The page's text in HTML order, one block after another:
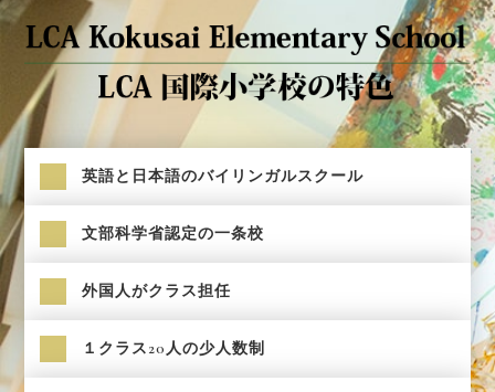
英語と日本語のバイリンガルスクール
文部科学省認定の一条校
外国人がクラス担任
１クラス20人の少人数制